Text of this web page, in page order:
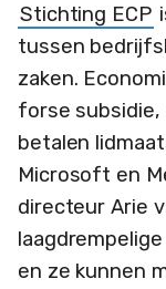
Stichting ECP
tussen
zaken.
forse subsidie,
betalen
Microsoft en
directeur Arie
en ze kunnen